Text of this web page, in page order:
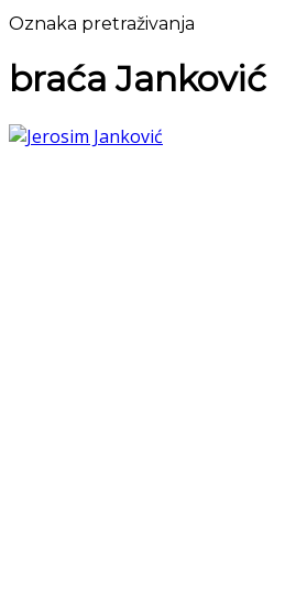
Oznaka pretraživanja
braća Janković